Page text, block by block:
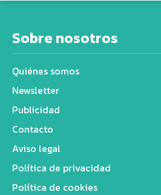
Sobre nosotros
Quiénes somos
Newsletter
Publicidad
Contacto
Aviso legal
Política de privacidad
Política de cookies